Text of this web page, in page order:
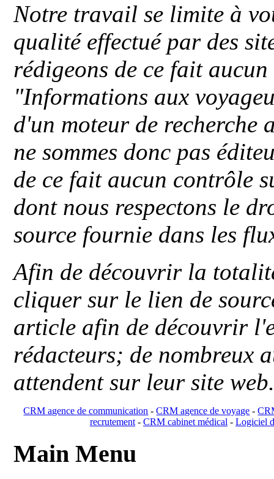
Notre travail se limite à
qualité effectué par des
rédigeons de ce fait
"Informations aux
d'un moteur de recherche
ne sommes donc pas
de ce fait aucun contrôle
dont nous respectons le
source fournie dans les
Afin de découvrir la
cliquer sur le lien de
article afin de découvrir
rédacteurs; de nombreux
attendent sur leur site
CRM agence de communication -CRM agence de voyage -
recrutement- CRM cabinet médical- Logiciel
Main Menu